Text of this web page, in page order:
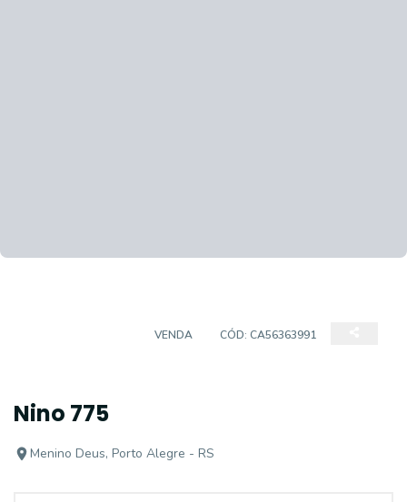
VENDA CÓD: CA56363991
Nino 775
Menino Deus, Porto Alegre - RS